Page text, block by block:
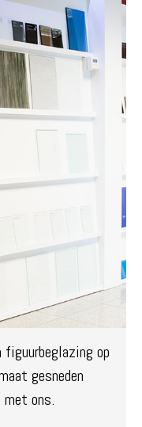
op
gesneden
met ons.